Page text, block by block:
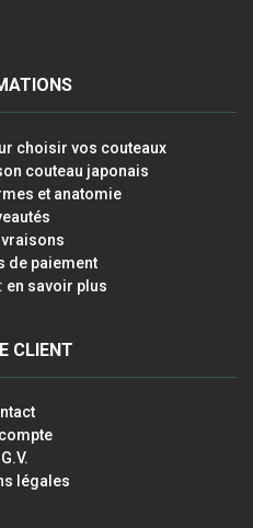
choisir vos couteaux
couteau japonais
et anatomie
de paiement
en savoir plus
CLIENT
légales